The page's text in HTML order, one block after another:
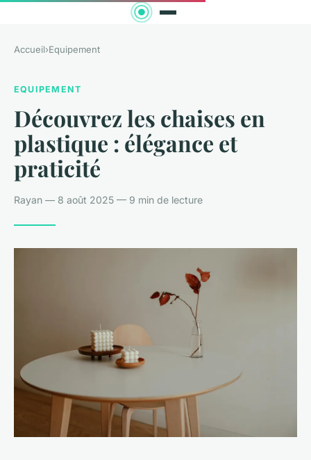
Accueil›Equipement
EQUIPEMENT
Découvrez les chaises en
plastique : élégance et
praticité
Rayan — 8 août 2025 — 9 min de lecture